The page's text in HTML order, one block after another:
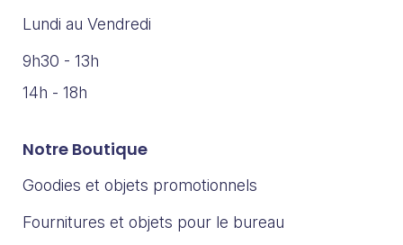
Lundi au Vendredi
9h30 - 13h
14h - 18h
Notre Boutique
Goodies et objets promotionnels
Fournitures et objets pour le bureau